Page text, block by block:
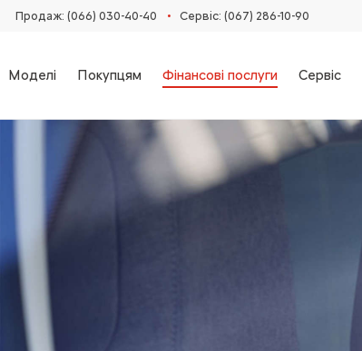
Продаж: (066) 030-40-40 • Сервіс: (067) 286-10-90
Моделі Покупцям Фінансові послуги Сервіс